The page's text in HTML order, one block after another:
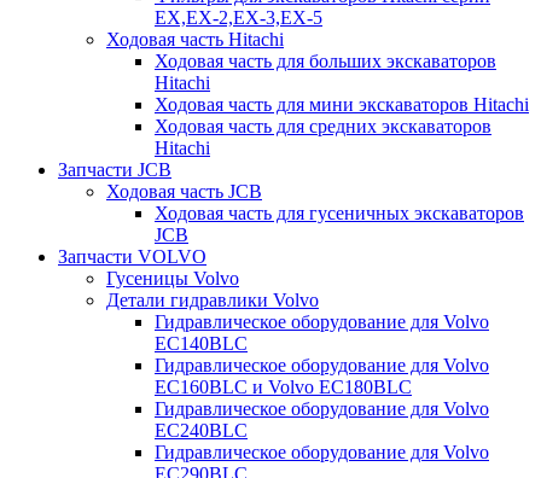
EX,EX-2,EX-3,EX-5
Ходовая часть Hitachi
Ходовая часть для больших экскаваторов
Hitachi
Ходовая часть для мини экскаваторов Hitachi
Ходовая часть для средних экскаваторов
Hitachi
Запчасти JCB
Ходовая часть JCB
Ходовая часть для гусеничных экскаваторов
JCB
Запчасти VOLVO
Гусеницы Volvo
Детали гидравлики Volvo
Гидравлическое оборудование для Volvo
EC140BLC
Гидравлическое оборудование для Volvo
EC160BLC и Volvo EC180BLC
Гидравлическое оборудование для Volvo
EC240BLC
Гидравлическое оборудование для Volvo
EC290BLC